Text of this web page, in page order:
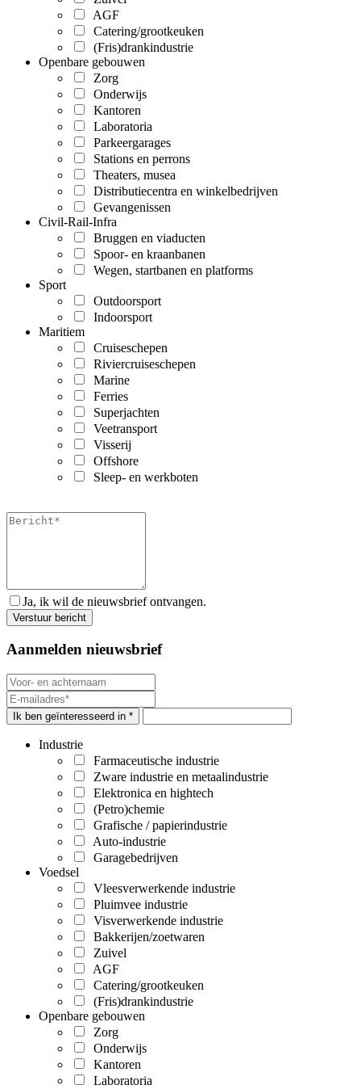
AGF
Catering/grootkeuken
(Fris)drankindustrie
Openbare gebouwen
Zorg
Onderwijs
Kantoren
Laboratoria
Parkeergarages
Stations en perrons
Theaters, musea
Distributiecentra en winkelbedrijven
Gevangenissen
Civil-Rail-Infra
Bruggen en viaducten
Spoor- en kraanbanen
Wegen, startbanen en platforms
Sport
Outdoorsport
Indoorsport
Maritiem
Cruiseschepen
Riviercruiseschepen
Marine
Ferries
Superjachten
Veetransport
Visserij
Offshore
Sleep- en werkboten
Ja, ik wil de nieuwsbrief ontvangen.
Aanmelden nieuwsbrief
Ik ben geïnteresseerd in *
Industrie
Farmaceutische industrie
Zware industrie en metaalindustrie
Elektronica en hightech
(Petro)chemie
Grafische / papierindustrie
Auto-industrie
Garagebedrijven
Voedsel
Vleesverwerkende industrie
Pluimvee industrie
Visverwerkende industrie
Bakkerijen/zoetwaren
Zuivel
AGF
Catering/grootkeuken
(Fris)drankindustrie
Openbare gebouwen
Zorg
Onderwijs
Kantoren
Laboratoria